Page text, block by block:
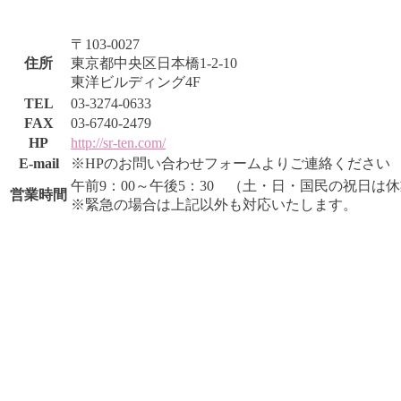
住所
〒103-0027
東京都中央区日本橋1-2-10
東洋ビルディング4F
TEL
03-3274-0633
FAX
03-6740-2479
HP
http://sr-ten.com/
E-mail
※HPのお問い合わせフォームよりご連絡ください
営業時間
午前9：00～午後5：30 （土・日・国民の祝日は
※緊急の場合は上記以外も対応いたします。